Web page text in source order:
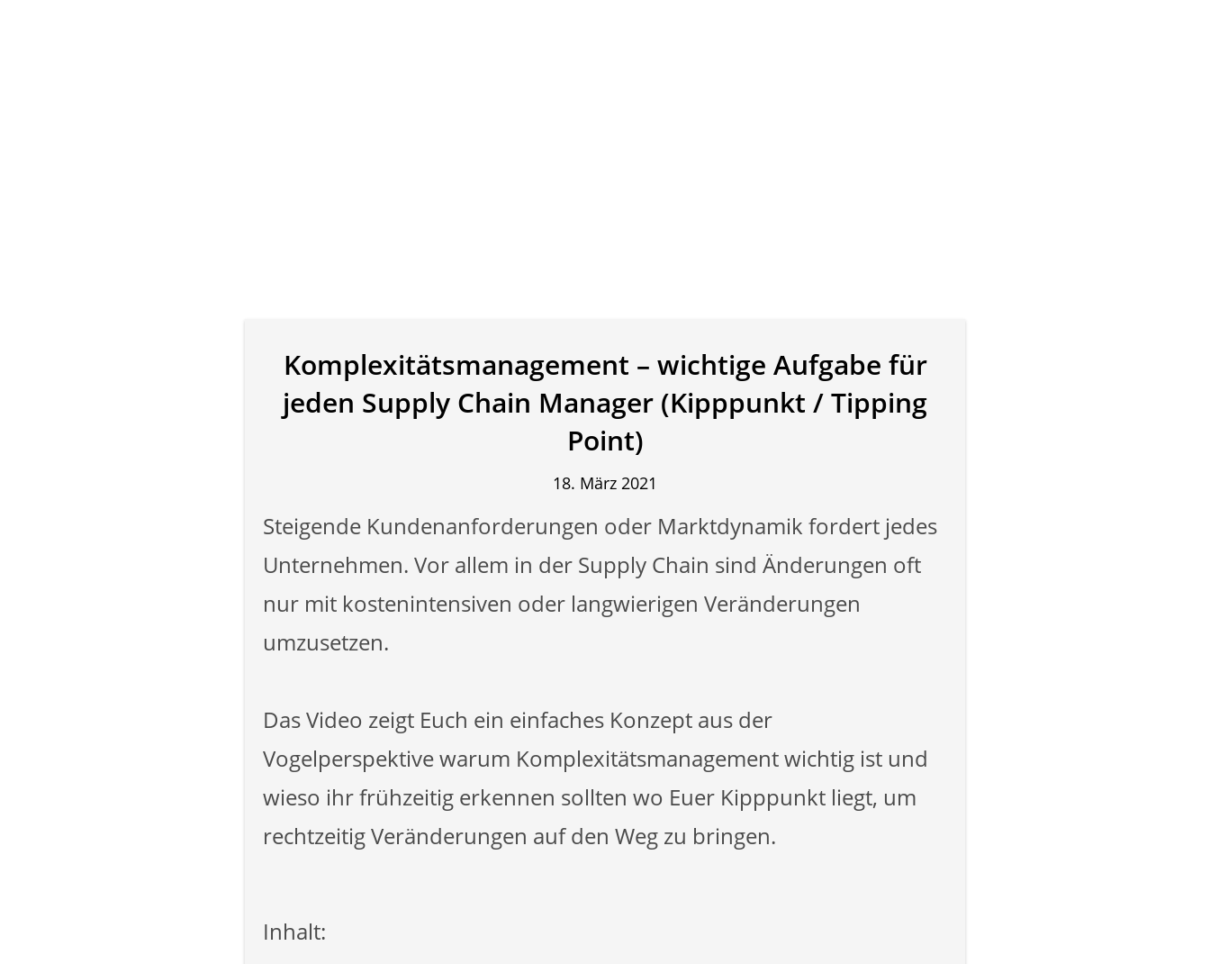
Komplexitätsmanagement – wichtige Aufgabe für
jeden Supply Chain Manager (Kipppunkt / Tipping
Point)
18. März 2021
Steigende Kundenanforderungen oder Marktdynamik fordert jedes
Unternehmen. Vor allem in der Supply Chain sind Änderungen oft
nur mit kostenintensiven oder langwierigen Veränderungen
umzusetzen.
Das Video zeigt Euch ein einfaches Konzept aus der
Vogelperspektive warum Komplexitätsmanagement wichtig ist und
wieso ihr frühzeitig erkennen sollten wo Euer Kipppunkt liegt, um
rechtzeitig Veränderungen auf den Weg zu bringen.
Inhalt: